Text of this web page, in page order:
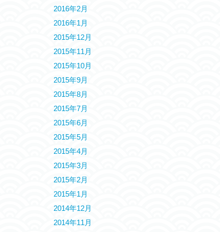
2016年2月
2016年1月
2015年12月
2015年11月
2015年10月
2015年9月
2015年8月
2015年7月
2015年6月
2015年5月
2015年4月
2015年3月
2015年2月
2015年1月
2014年12月
2014年11月